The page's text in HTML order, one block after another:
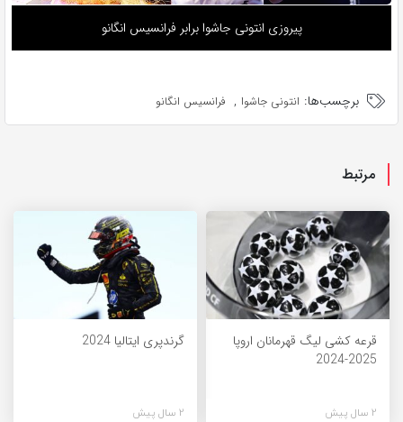
پیروزی انتونی جاشوا برابر فرانسیس انگانو
برچسب‌ها: انتونی جاشوا , فرانسیس انگانو
مرتبط
قرعه کشی لیگ قهرمانان اروپا
2025-2024
2 سال پیش
گرندپری ایتالیا 2024
2 سال پیش